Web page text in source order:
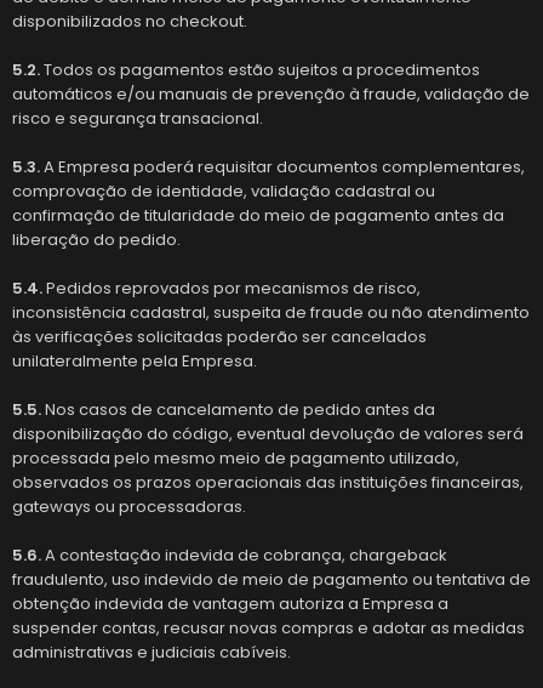
disponibilizados no checkout.
5.2.Todos os pagamentos estão sujeitos a procedimentos
automáticos e/ou manuais de prevenção à fraude, validação de
risco e segurança transacional.
5.3.A Empresa poderá requisitar documentos complementares,
comprovação de identidade, validação cadastral ou
confirmação de titularidade do meio de pagamento antes da
liberação do pedido.
5.4.Pedidos reprovados por mecanismos de risco,
inconsistência cadastral, suspeita de fraude ou não atendimento
às verificações solicitadas poderão ser cancelados
unilateralmente pela Empresa.
5.5.Nos casos de cancelamento de pedido antes da
disponibilização do código, eventual devolução de valores será
processada pelo mesmo meio de pagamento utilizado,
observados os prazos operacionais das instituições financeiras,
gateways ou processadoras.
5.6.A contestação indevida de cobrança, chargeback
fraudulento, uso indevido de meio de pagamento ou tentativa de
obtenção indevida de vantagem autoriza a Empresa a
suspender contas, recusar novas compras e adotar as medidas
administrativas e judiciais cabíveis.